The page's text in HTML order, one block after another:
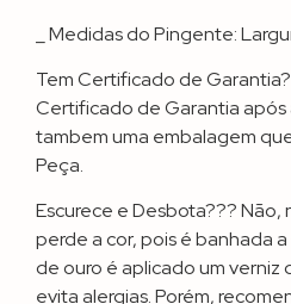
_ Medidas do Pingente:
Tem Certificado de
Certificado de Garantia após
tambem uma embalagem
Peça.
Escurece e Desbota??? Não,
perde a cor, pois é banhada
de ouro é aplicado um
evita alergias. Porém,